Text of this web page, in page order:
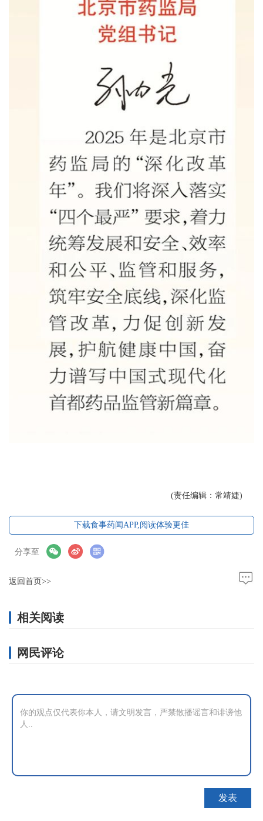
(责任编辑：常靖婕)
下载食事药闻APP,阅读体验更佳
分享至
返回首页>>
相关阅读
网民评论